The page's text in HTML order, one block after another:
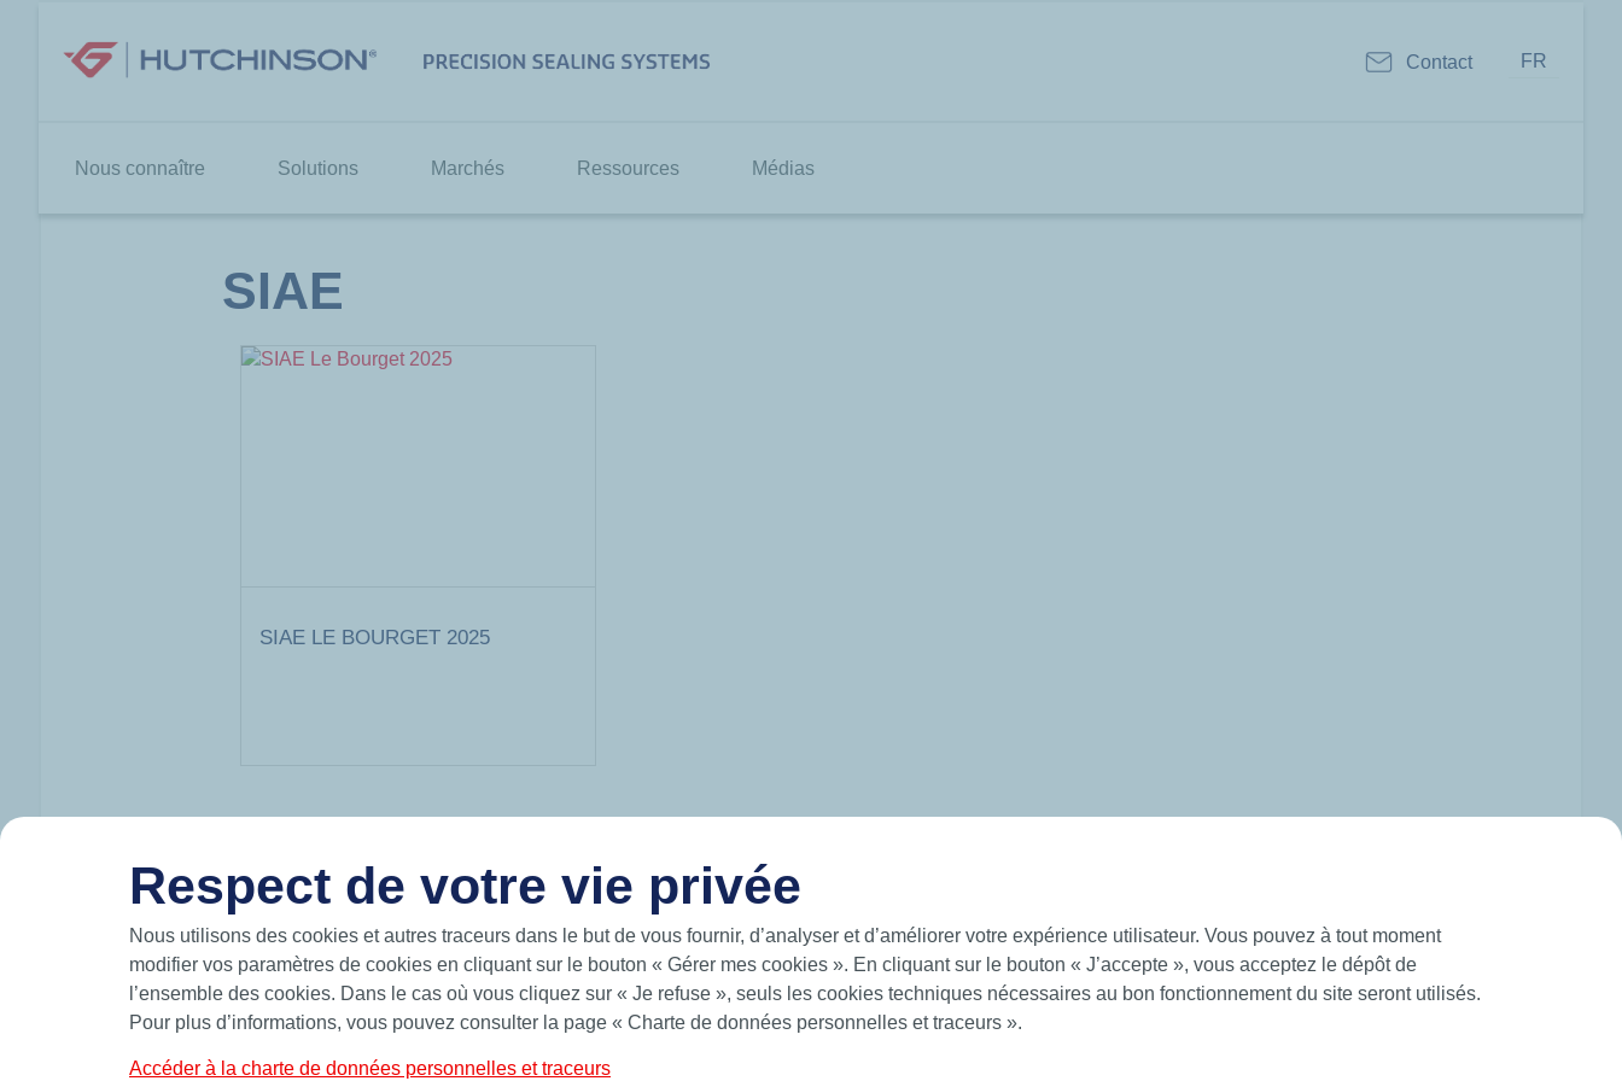
contenu
Contact FR
Nous connaître Solutions Marchés Ressources Médias
SIAE
SIAE LE BOURGET 2025
HUTCHINSON EN BREF
Hutchinson conçoit et produit des solutions intelligentes pour un monde en
mouvement et participe à la mobilité du futur sur les mers, sur la terre et dans
standards et sur-mesure telles que des joints toriques, bagues quadrilobes,
News
Hutchinson.com
Respect de votre vie privée
Nous utilisons des cookies et autres traceurs dans le but de vous fournir, d’analyser et d’améliorer votre expérience utilisateur. Vous pouvez à tout moment
modifier vos paramètres de cookies en cliquant sur le bouton « Gérer mes cookies ». En cliquant sur le bouton « J’accepte », vous acceptez le dépôt de
l’ensemble des cookies. Dans le cas où vous cliquez sur « Je refuse », seuls les cookies techniques nécessaires au bon fonctionnement du site seront utilisés.
Pour plus d’informations, vous pouvez consulter la page « Charte de données personnelles et traceurs ».
Accéder à la charte de données personnelles et traceurs